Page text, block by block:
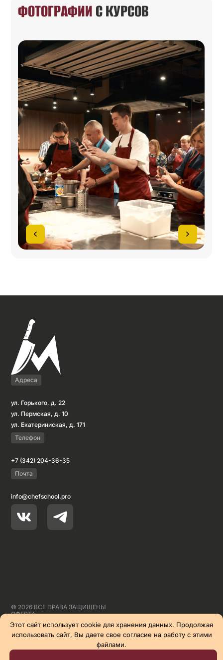
ФОТОГРАФИИС КУРСОВ
Адреса
ул. Горького, д. 22
ул. Пермская, д. 10
ул. Екатериниская, д. 171
Телефон
+7 (342) 204-36-35
Почта
info@chefschool.pro
© 2026 ВСЕ ПРАВА ЗАЩИЩЕНЫ
ОФЕРТА
СПОСОБЫ ОПЛАТЫ
СОГЛАШЕНИЕ
ПОЛИТИКА
Этот сайт использует cookie для хранения данных. Продолжая
использовать сайт, Вы даете свое согласие на работу с этими
файлами.